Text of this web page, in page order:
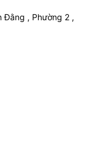
Đằng , Phường 2 ,